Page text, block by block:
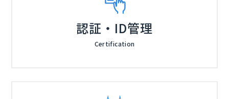
認証・ID管理
Certification